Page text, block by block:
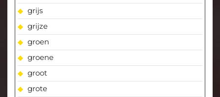
grijs
grijze
groen
groene
groot
grote